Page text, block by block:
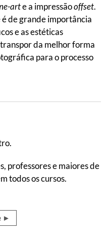
arte a impressãooffset.
de grande importância
e as estéticas
da melhor forma
para o processo
professores e maiores de
todos os cursos.
►